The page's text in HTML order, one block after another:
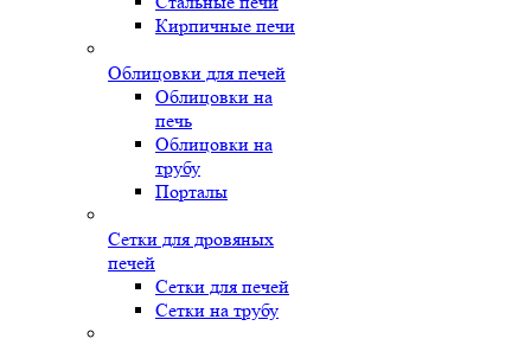
Кирпичные печи
Облицовки для печей
Облицовки на
печь
Облицовки на
трубу
Порталы
Сетки для дровяных
печей
Сетки для печей
Сетки на трубу